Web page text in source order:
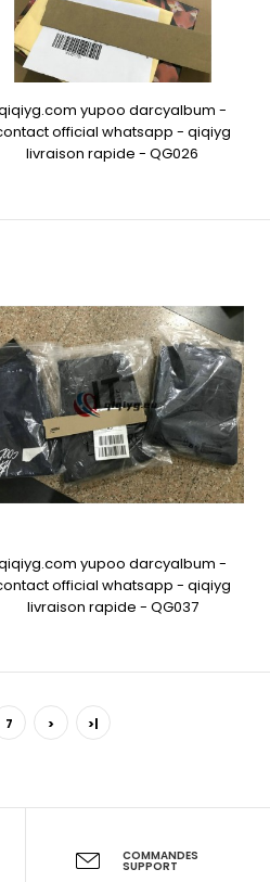
yupoo darcyalbum -
official whatsapp - qiqiyg
livraison rapide - QG026
yupoo darcyalbum -
official whatsapp - qiqiyg
livraison rapide - QG037
7 > >|
COMMANDES
SUPPORT